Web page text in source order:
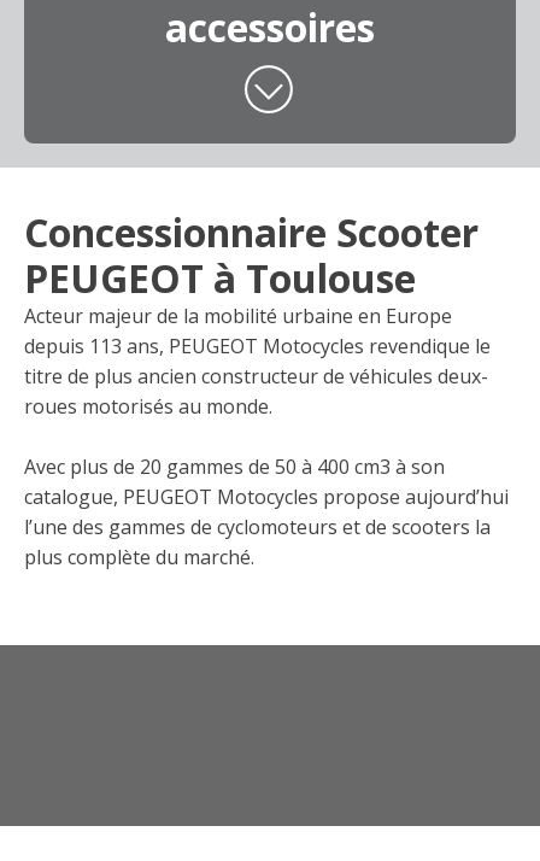
accessoires
Concessionnaire Scooter
PEUGEOT à Toulouse
Acteur majeur de la mobilité urbaine en Europe
depuis 113 ans, PEUGEOT Motocycles revendique le
titre de plus ancien constructeur de véhicules deux-
roues motorisés au monde.
Avec plus de 20 gammes de 50 à 400 cm3 à son
catalogue, PEUGEOT Motocycles propose aujourd’hui
l’une des gammes de cyclomoteurs et de scooters la
plus complète du marché.